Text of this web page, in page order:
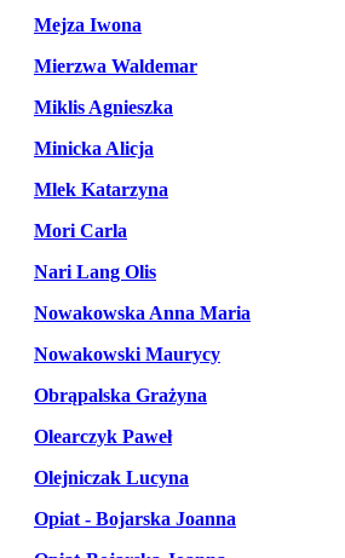
Mejza Iwona
Mierzwa Waldemar
Miklis Agnieszka
Minicka Alicja
Mlek Katarzyna
Mori Carla
Nari Lang Olis
Nowakowska Anna Maria
Nowakowski Maurycy
Obrąpalska Grażyna
Olearczyk Paweł
Olejniczak Lucyna
Opiat - Bojarska Joanna